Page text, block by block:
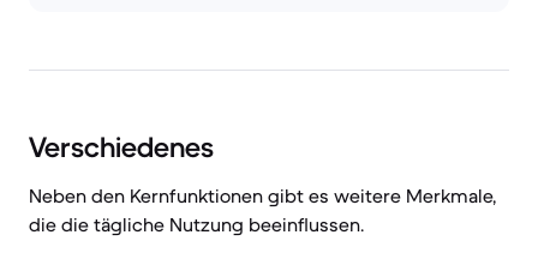
Verschiedenes
Neben den Kernfunktionen gibt es weitere Merkmale,
die die tägliche Nutzung beeinflussen.